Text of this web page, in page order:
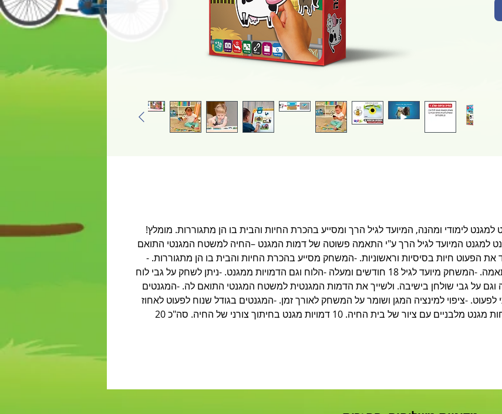
התאמה מגנט למגנט לימודי ומהנה, המיועד לגיל הרך ומסייע בהכרת החיות והבית בו הן מתגוררות. מומלץ!
המיועד לגיל הרך ע"י התאמה פשוטה של דמות המגנט –החיה למשטח המגנטי התואם
שלה. -החיה וביתה שלב 1 מלמד את הפעוט חיות בסיסיות וראשוניות. -המשחק מסייע בהכרת החיות והבית בו הן מתגוררות. -
מפתח כושר התבוננות בתמונה ויכולת התאמה. -המשחק מיועד לגיל 18 חודשים ומעלה -הלוח וגם הדמויות ממגנט. -ניתן לשחק על גבי לוח
על גבי שולחן בישיבה. ולשייך את הדמות המגנטית למשטח המגנטי התואם לה. -המגנטים
לפעוט. -ציפוי למינציה המגן ושומר על המשחק לאורך זמן. -המגנטים בגודל שנוח לפעוט לאחוז
בהם ללמוד ולשחק. המשחק כולל : 10 לוחות מגנט מלבניים עם ציור של בית החיה. 10 דמויות מגנט בחיתוך צורני של החיה. סה"כ 20